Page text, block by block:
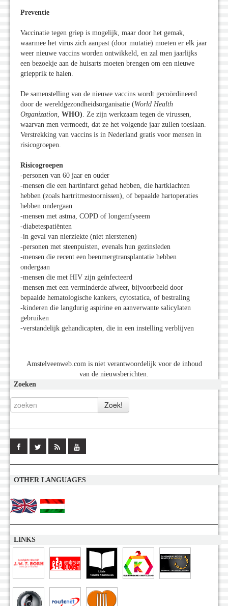
Preventie
Vaccinatie tegen griep is mogelijk, maar door het gemak,
waarmee het virus zich aanpast (door mutatie) moeten er elk jaar
weer nieuwe vaccins worden ontwikkeld, en zal men jaarlijks
een bezoekje aan de huisarts moeten brengen om een nieuwe
griepprik te halen.
De samenstelling van de nieuwe vaccins wordt gecoördineerd
door de wereldgezondheidsorganisatie (World Health
Organization, WHO). Ze zijn werkzaam tegen de virussen,
waarvan men vermoedt, dat ze het volgende jaar zullen toeslaan.
Verstrekking van vaccins is in Nederland gratis voor mensen in
risicogroepen.
Risicogroepen
-personen van 60 jaar en ouder
-mensen die een hartinfarct gehad hebben, die hartklachten
hebben (zoals hartritmestoornissen), of bepaalde hartoperaties
hebben ondergaan
-mensen met astma, COPD of longemfyseem
-diabetespatiënten
-in geval van nierziekte (niet nierstenen)
-personen met steenpuisten, evenals hun gezinsleden
-mensen die recent een beenmergtransplantatie hebben
ondergaan
-mensen die met HIV zijn geïnfecteerd
-mensen met een verminderde afweer, bijvoorbeeld door
bepaalde hematologische kankers, cytostatica, of bestraling
-kinderen die langdurig aspirine en aanverwante salicylaten
gebruiken
-verstandelijk gehandicapten, die in een instelling verblijven
Amstelveenweb.com is niet verantwoordelijk voor de inhoud
van de nieuwsberichten.
Zoeken
OTHER LANGUAGES
LINKS